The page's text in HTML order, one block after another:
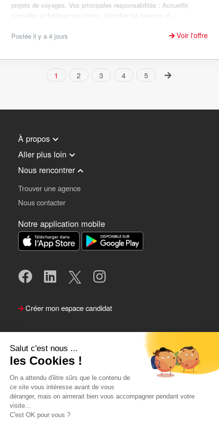
Salut c'est nous ...
les Cookies !
On a attendu d'être sûrs que le contenu de
ce site vous intéresse avant de vous
déranger, mais on aimerait bien vous accompagner pendant votre
visite...
C'est OK pour vous ?
projets de voyages. Vos principales responsabilités : Accueillir,
conseiller et fidéliser les clients. Identifier les besoins et...
Postée il y a 4 jours Voir l'offre
1 2 3 4 5
À propos
Aller plus loin
Nous rencontrer
Trouver une agence
Nous contacter
Notre application mobile
Créer mon espace candidat